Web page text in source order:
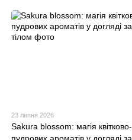
23 липня 2026
Sakura blossom: магія квітково-